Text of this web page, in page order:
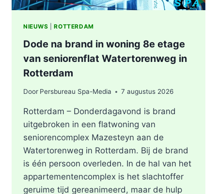
NIEUWS |ROTTERDAM
Dode na brand in woning 8e etage
van seniorenflat Watertorenweg in
Rotterdam
Door Persbureau Spa-Media 7 augustus 2026
Rotterdam – Donderdagavond is brand
uitgebroken in een flatwoning van
seniorencomplex Mazesteyn aan de
Watertorenweg in Rotterdam. Bij de brand
is één persoon overleden. In de hal van het
appartementencomplex is het slachtoffer
geruime tijd gereanimeerd, maar de hulp